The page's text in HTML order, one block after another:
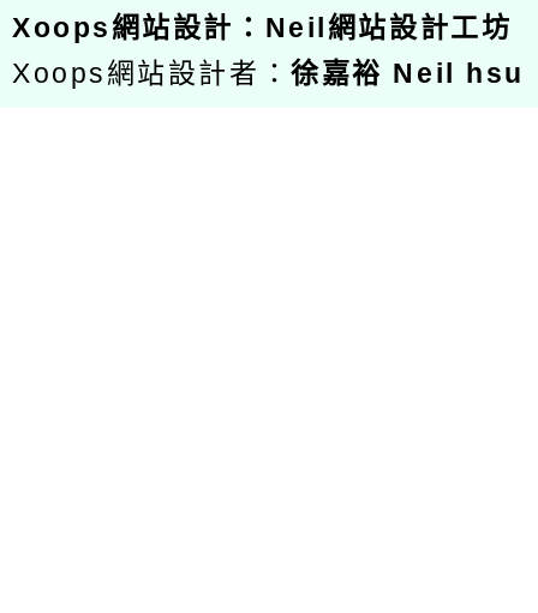
Xoops網站設計 ： Neil網站設計工坊
Xoops網站設計者：徐嘉裕 Neil hsu